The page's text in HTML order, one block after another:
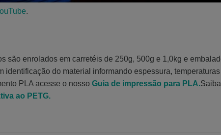
.
são enrolados em carretéis de 250g, 500g e 1,0kg e
identificação do material informando espessura,
PLA acesse o nosso Guia de impressão para PLA.
ao PETG.